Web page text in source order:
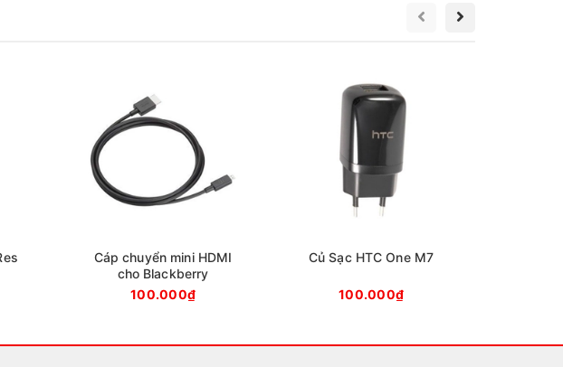
Cáp chuyển mini HDMI
cho Blackberry
100.000₫
Củ Sạc HTC One M7
100.000₫